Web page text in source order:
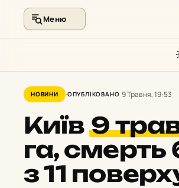
контенту
Меню
НОВИНИ ОПУБЛІКОВАНО 9 Травня, 19:53
Київ9
га, смерть
з 11